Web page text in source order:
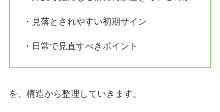
・見落とされやすい初期サイン
・日常で見直すべきポイント
を、構造から整理していきます。